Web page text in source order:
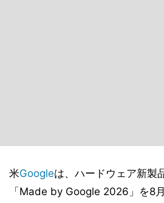
米Googleは、ハードウェア新製
「Made by Google 2026」を8